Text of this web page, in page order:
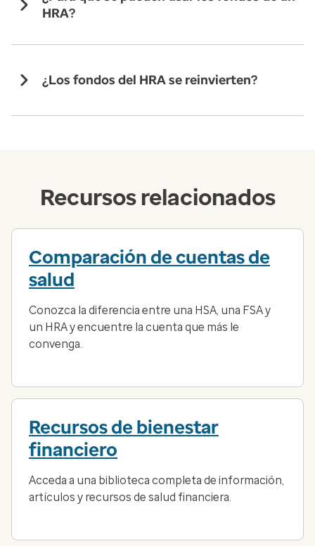
HRA?
¿Los fondos del HRA se reinvierten?
Recursos relacionados
Comparación de cuentas de
salud
Conozca la diferencia entre una HSA, una FSA y
un HRA y encuentre la cuenta que más le
convenga.
Recursos de bienestar
financiero
Acceda a una biblioteca completa de información,
artículos y recursos de salud financiera.